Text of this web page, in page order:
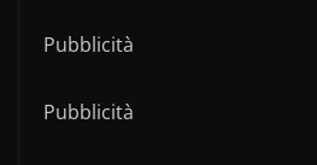
Pubblicità
Pubblicità